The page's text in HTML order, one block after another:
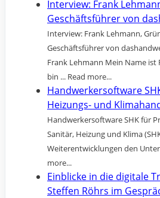
Interview: Frank
Geschäftsführer von
Interview: Frank Lehmann,
Geschäftsführer von
Frank Lehmann Mein Name ist
bin ... Read more...
Handwerkersoftware
Heizungs- und
Handwerkersoftware SHK für
Sanitär, Heizung und Klima
Weiterentwicklungen den
more...
Einblicke in die digitale
Steffen Röhrs im